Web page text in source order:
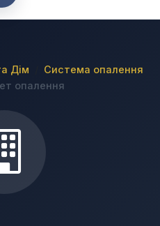
Дім
Система опалення
опалення